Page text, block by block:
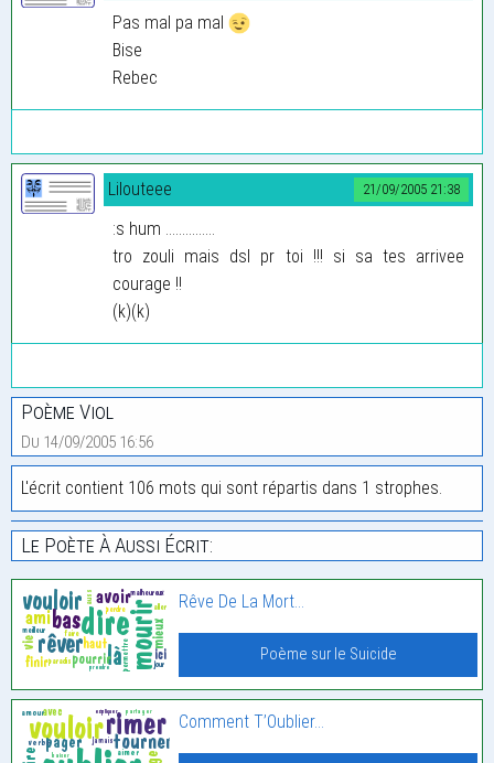
Pas mal pa mal
Bise
Rebec
21/09/2005 21:38
Lilouteee
:s hum ...............
tro zouli mais dsl pr toi !!! si sa tes arrivee
courage !!
(k)(k)
Poème Viol
Du 14/09/2005 16:56
L'écrit contient 106 mots qui sont répartis dans 1 strophes.
Le Poète À Aussi Écrit:
Rêve De La Mort…
Poème sur le Suicide
Comment T’Oublier…